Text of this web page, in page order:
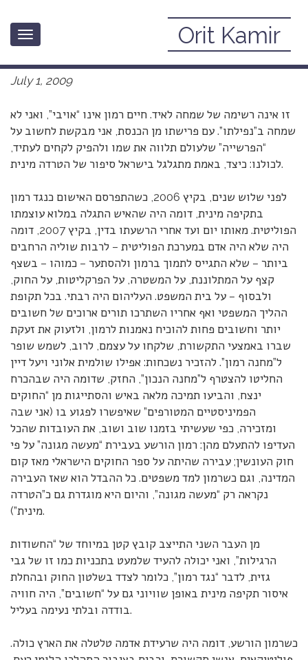
Toggle
Orit Kamir
חיים רמון כמשל: מחיר היוהרה
July 1, 2009
זו אינה רשימה של שמחה לאיד. חיים רמון אינו “אויבי”, ואני לא
שמחה ב”נפילתו”. עם פרישתו מן הכנסת, אני מבקשת לחשוב על
“הפרשייה” שלעולם תלווה את שמו ולהפיק לקחים לעתיד,
לכולנו: כיצד, באמת מתגלגל בישראל סיפור של הטרדה מינית.
לפני שלוש שנים, בקיץ 2006, כשהתפרסם האישום כנגד רמון
בתקיפה מינית, דומה היה שהאיש התגלה במלוא עוצמתו
הפוליטית. מאותו יום ועד אחרי הרשעתו בדין, בקיץ 2007, דומה
היה שלא היה אדם במערכת הפוליטית – לרבות שוליה הרחבים
ביותר – שלא התגייס לתמוך ברמון ולהסתער – כמוהו – בשצף
קצף על המתלוננת, על המשטרה, על הפרקליטות, על החוק,
ולבסוף – על בית המשפט. העליהום היה רבתי. בכל תקופת
ההליך המשפטי ואף אחריו השתרכו תורים ארוכים של חשובים
יותר וחשובים פחות להוכיח נאמנות לרמון, ולזעוק את זעקת
שברו באמצעי התקשורת, שלקחו על עצמם, לרוב, לשמש שופר
ל”מחנה רמון”. להזכיר נשכחות: אפילו שולמית אלוני ויעל דיין
החליטו להצטרף ל”מחנה הנכון”, החזק, שדומה היה שבהכרח
ינצח, והביעו תמיכה מלאה באיש והסתייגות מן “החוקים
הפמיניסטיים המטורפים” שאיפשרו לפגוע בו (אני שבה
ומזכירה, כפי שעשיתי בזמנו שוב ושוב, את העובדות שהכל
העדיפו להתעלם מהן: רמון הורשע בעבירת “מעשה מגונה” על פי
חוק העונשין; עבירה שהיתה על ספר החוקים הישראלי מאז קום
המדינה, וגם כשרמון למד משפטים. כל ההבדל הוא שאז העבירה
נקראה רק “מעשה מגונה”, והיום היא מוגדרת גם כ”הטרדה
מינית”).
מן העבר השני התייצב קובץ קטן במיוחד של “החשודות
הרגילות”, ואני יכולה להעיד שלמעט בתכניות כמו זו של גבי
גזית, לדבר “נגד רמון”, כלומר לצדד בשלטון החוק ובהחלת
איסור תקיפה מינית באופן שוויוני גם על “חשובים”, היה חוויה
בודדה ובלתי נעימה בעליל.
כשרמון הורשע, דומה היה שרעידת אדמה טלטלה את הארץ כולה.